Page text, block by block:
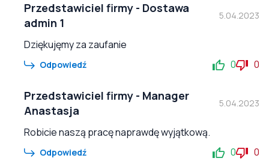
Przedstawiciel firmy - Dostawa
admin 1
5.04.2023
Dziękujęmy za zaufanie
Odpowiedź 0 0
Przedstawiciel firmy - Manager
Anastasja
5.04.2023
Robicie naszą pracę naprawdę wyjątkową.
Odpowiedź 0 0